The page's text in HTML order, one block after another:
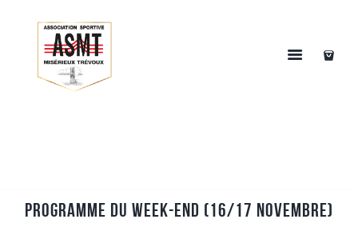
PROGRAMME DU WEEK-END (16/17 NOVEMBRE)